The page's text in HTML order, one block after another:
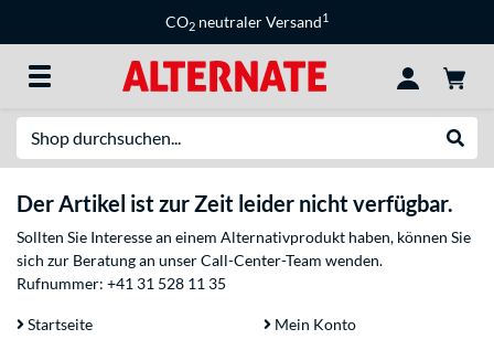
CO2 neutraler Versand1
Der Artikel ist zur Zeit leider nicht verfügbar.
Sollten Sie Interesse an einem Alternativprodukt haben, können Sie
sich zur Beratung an unser Call-Center-Team wenden.
Rufnummer: +41 31 528 11 35
Startseite Mein Konto